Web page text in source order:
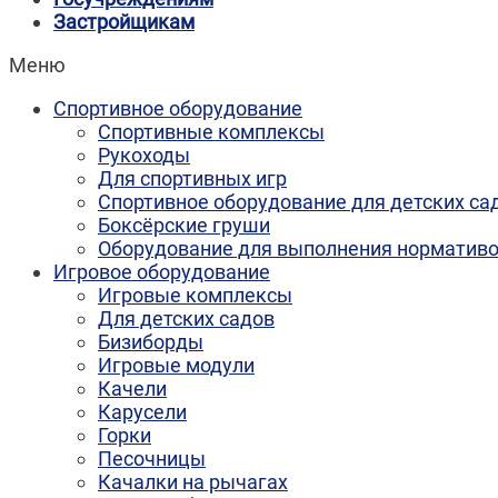
Застройщикам
Меню
Спортивное оборудование
Спортивные комплексы
Рукоходы
Для спортивных игр
Спортивное оборудование для детских
Боксёрские груши
Оборудование для выполнения
Игровое оборудование
Игровые комплексы
Для детских садов
Бизиборды
Игровые модули
Качели
Карусели
Горки
Песочницы
Качалки на рычагах